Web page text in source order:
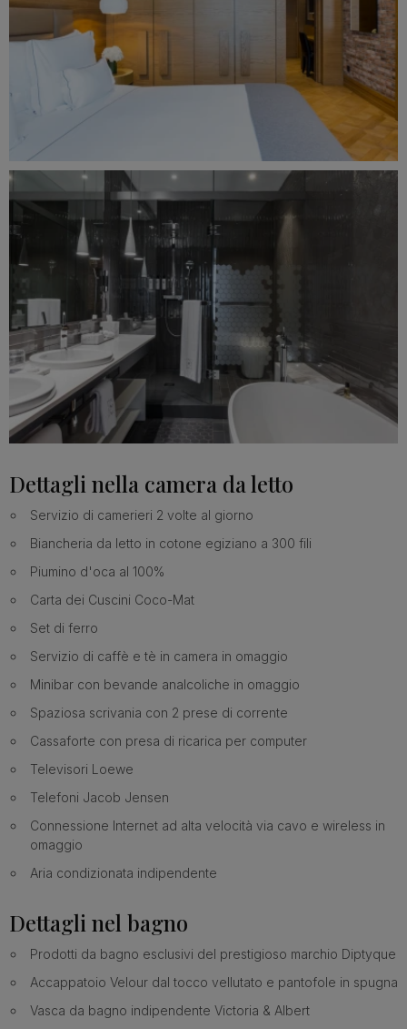
Dettagli nella camera da letto
Servizio di camerieri 2 volte al giorno
Biancheria da letto in cotone egiziano a 300 fili
Piumino d'oca al 100%
Carta dei Cuscini Coco-Mat
Set di ferro
Servizio di caffè e tè in camera in omaggio
Minibar con bevande analcoliche in omaggio
Spaziosa scrivania con 2 prese di corrente
Cassaforte con presa di ricarica per computer
Televisori Loewe
Telefoni Jacob Jensen
Connessione Internet ad alta velocità via cavo e wireless in
omaggio
Aria condizionata indipendente
Dettagli nel bagno
Prodotti da bagno esclusivi del prestigioso marchio Diptyque
Accappatoio Velour dal tocco vellutato e pantofole in spugna
Vasca da bagno indipendente Victoria & Albert